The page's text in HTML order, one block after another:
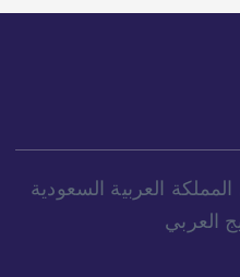
العربية السعودية
العربي